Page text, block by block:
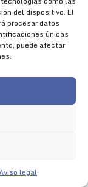
del dispositivo. El
procesar datos
únicas
puede afectar
legal